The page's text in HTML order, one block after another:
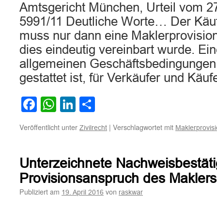
Amtsgericht München, Urteil vom
5991/11 Deutliche Worte… Der
muss nur dann eine
dies eindeutig vereinbart wurde.
allgemeinen
gestattet ist, für Verkäufer und
Facebook
WhatsApp
LinkedIn
Veröffentlicht unter Zivilrecht | Verschlagwortet mit
Unterzeichnete
Provisionsanspruch des Maklers
Publiziert am 19. April 2016 von raskwar